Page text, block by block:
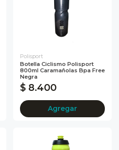
Polisport
Botella Ciclismo Polisport
800ml Caramañolas Bpa Free
Negra
$ 8.400
Agregar